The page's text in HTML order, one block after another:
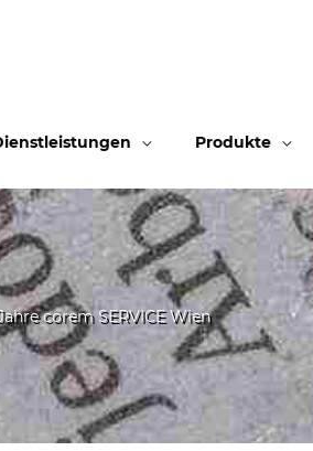
Produkte
corem SERVICE Wien